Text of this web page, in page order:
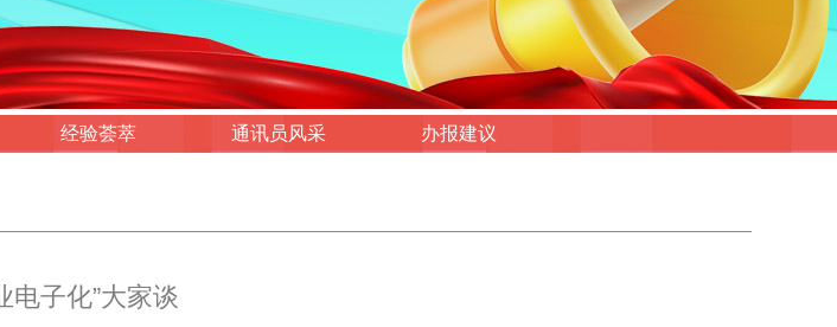
经验荟萃 通讯员风采 办报建议
电子化”大家谈